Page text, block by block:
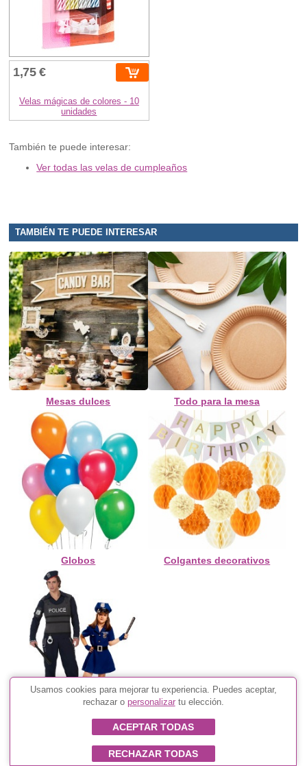
1,75 €
Velas mágicas de colores - 10
unidades
También te puede interesar:
Ver todas las velas de cumpleaños
TAMBIÉN TE PUEDE INTERESAR
Mesas dulces Todo para la mesa
Globos Colgantes decorativos
Disfraces de policía
Usamos cookies para mejorar tu experiencia. Puedes aceptar,
rechazar o personalizar tu elección.
ACEPTAR TODAS
RECHAZAR TODAS